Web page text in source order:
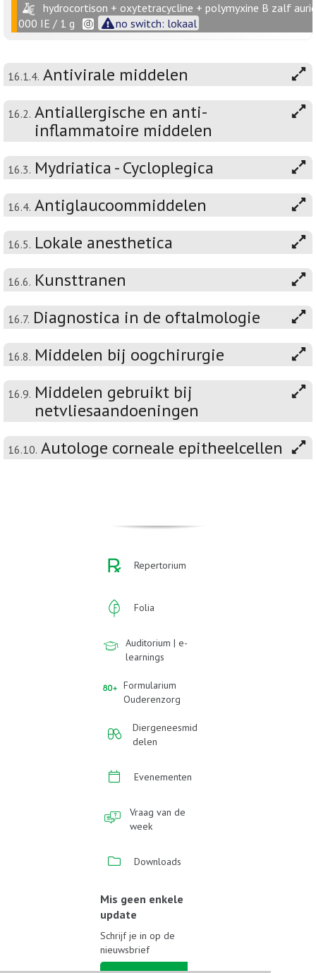
hydrocortison + oxytetracycline + polymyxine B zalf
000 IE / 1 g
no switch: lokaal
16.1.4. Antivirale middelen
16.2. Antiallergische en anti-
inflammatoire middelen
16.3. Mydriatica - Cycloplegica
16.4. Antiglaucoommiddelen
16.5. Lokale anesthetica
16.6. Kunsttranen
16.7. Diagnostica in de oftalmologie
16.8. Middelen bij oogchirurgie
16.9. Middelen gebruikt bij
netvliesaandoeningen
16.10. Autologe corneale epitheelcellen
Repertorium
Folia
Auditorium | e-
learnings
Formularium
Ouderenzorg
Diergeneesmid
delen
Evenementen
Vraag van de
week
Downloads
Mis geen enkele
update
Schrijf je in op de
nieuwsbrief